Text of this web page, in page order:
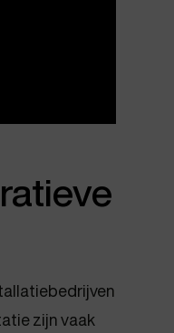
zijn vaak